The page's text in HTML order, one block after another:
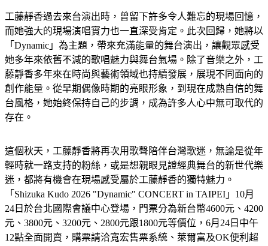
工藤靜香過去來台演出時，曾留下許多令人難忘的現場回憶，
而她強大的現場演唱實力也一直深受肯定。此次回歸，她將以
「Dynamic」為主題，帶來充滿能量的舞台演出，讓觀眾感受
她多年來依舊不減的歌唱魅力與舞台氣場。除了音樂之外，工
藤靜香多年來在時尚與藝術領域也持續發展，展現不同面向的
創作能量。從早期偶像時期的亮眼形象，到現在成熟自信的舞
台風格，她始終保持自己的步調，成為許多人心中無可取代的
存在。
這個秋天，工藤靜香將再次用歌聲陪伴台灣歌迷，無論是從年
輕時就一路支持的粉絲，或是想親眼見證經典舞台的新世代樂
迷，都將有機會在現場感受屬於工藤靜香的獨特魅力。
「Shizuka Kudo 2026 "Dynamic" CONCERT in TAIPEI」10月
24日於台北國際會議中心登場，門票分為新台幣4600元、4200
元、3800元、3200元、2800元跟1800元等價位，6月24日中午
12點全面開賣，購票請洽寬宏售票系統、萊爾富及OK便利超